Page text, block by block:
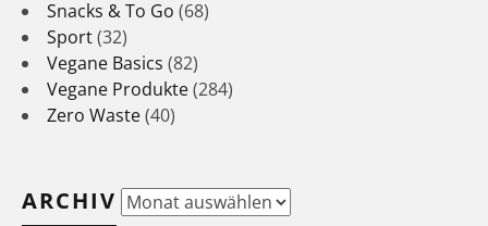
Snacks & To Go (68)
Sport(32)
Vegane Basics (82)
Vegane Produkte(284)
Zero Waste(40)
ARCHIV Archiv